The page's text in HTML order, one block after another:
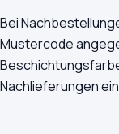
Bei
Mustercode
Nachlieferungen